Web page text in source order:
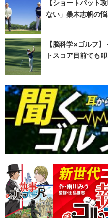
【ショートパット
ない」桑木志帆の
【脳科学×ゴルフ
トスコア目前でも